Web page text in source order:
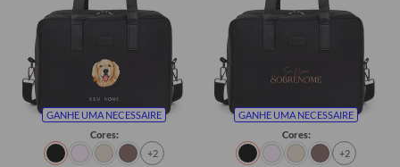
GANHE UMA NECESSAIRE
Cores:
+2
GANHE UMA NECESSAIRE
Cores:
+2